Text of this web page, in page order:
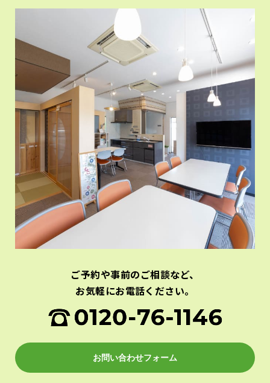
ご予約や事前のご相談など、
お気軽にお電話ください。
お問い合わせフォーム